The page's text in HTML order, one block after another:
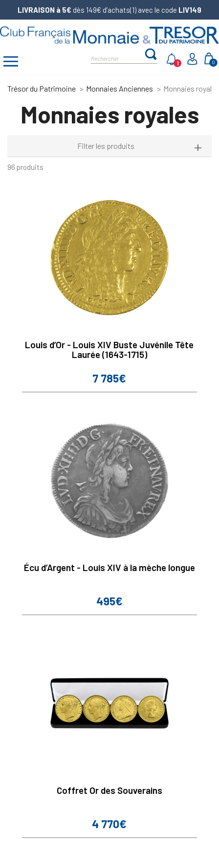
LIVRAISON à 5€ dès 149€ d’achats(1) avec le code LIV149
0
1
Trésor du Patrimoine Monnaies Anciennes Monnaies royales
Monnaies royales
Filter les produits
96 produits
Louis d’Or - Louis XIV Buste Juvénile Tête
Laurée (1643-1715)
Prix
7 785€
Écu d’Argent - Louis XIV à la mèche longue
Prix
495€
Coffret Or des Souverains
Prix
4 770€